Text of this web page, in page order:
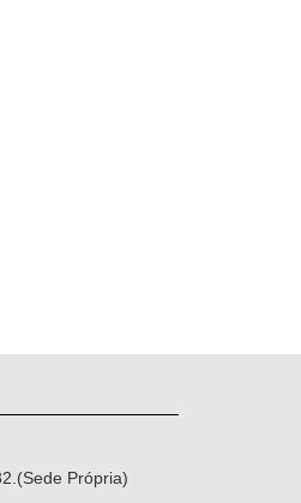
Própria)